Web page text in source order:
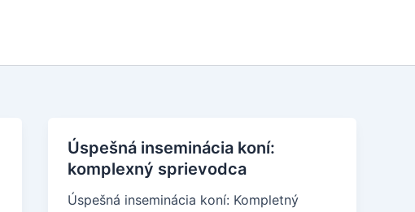
Úspešná inseminácia koní:
komplexný sprievodca
Úspešná inseminácia koní: Kompletný